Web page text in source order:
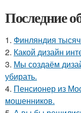
Последние
1. Финляндия
2. Какой дизайн
3. Мы создаём
убирать.
4. Пенсионер из
мошенников.